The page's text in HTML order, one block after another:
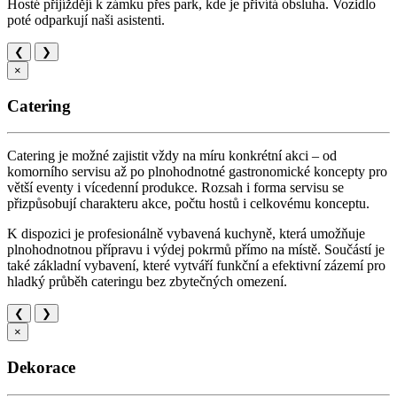
Hosté přijíždějí k zámku přes park, kde je přivítá obsluha. Vozidlo
poté odparkují naši asistenti.
❮
❯
×
Catering
Catering je možné zajistit vždy na míru konkrétní akci – od
komorního servisu až po plnohodnotné gastronomické koncepty pro
větší eventy i vícedenní produkce. Rozsah i forma servisu se
přizpůsobují charakteru akce, počtu hostů i celkovému konceptu.
K dispozici je profesionálně vybavená kuchyně, která umožňuje
plnohodnotnou přípravu i výdej pokrmů přímo na místě. Součástí je
také základní vybavení, které vytváří funkční a efektivní zázemí pro
hladký průběh cateringu bez zbytečných omezení.
❮
❯
×
Dekorace